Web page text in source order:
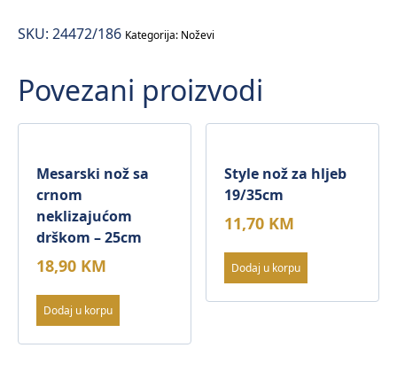
SKU: 24472/186 Kategorija: Noževi
Povezani proizvodi
Mesarski nož sa
crnom
neklizajućom
drškom – 25cm
18,90 KM
Dodaj u korpu
Style nož za hljeb
19/35cm
11,70 KM
Dodaj u korpu